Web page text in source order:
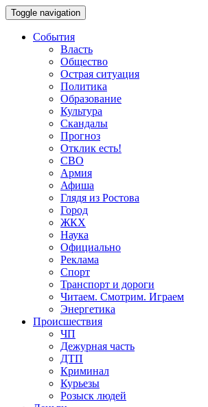
Toggle navigation
События
Власть
Общество
Острая ситуация
Политика
Образование
Культура
Скандалы
Прогноз
Отклик есть!
СВО
Армия
Афиша
Глядя из Ростова
Город
ЖКХ
Наука
Официально
Реклама
Спорт
Транспорт и дороги
Читаем. Смотрим. Играем
Энергетика
Происшествия
ЧП
Дежурная часть
ДТП
Криминал
Курьезы
Розыск людей